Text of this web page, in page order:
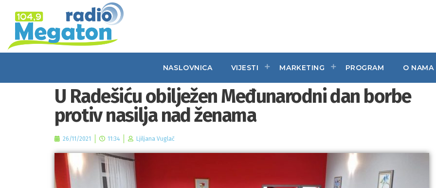
NASLOVNICA VIJESTI MARKETING PROGRAM O NAMA
U Radešiću obilježen Međunarodni dan borbe
protiv nasilja nad ženama
26/11/2021 11:34 Ljiljana Vuglač